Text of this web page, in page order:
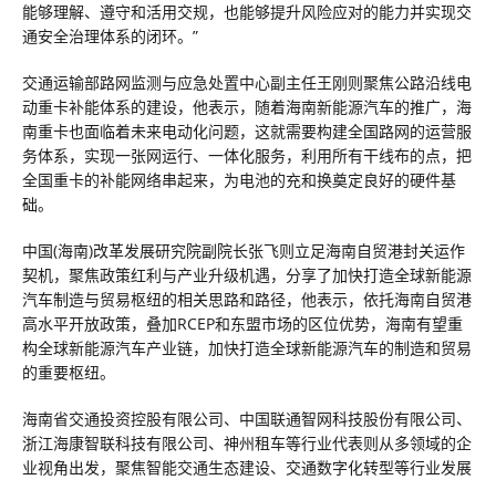
能够理解、遵守和活用交规，也能够提升风险应对的能力并实现交
通安全治理体系的闭环。”
交通运输部路网监测与应急处置中心副主任王刚则聚焦公路沿线电
动重卡补能体系的建设，他表示，随着海南新能源汽车的推广，海
南重卡也面临着未来电动化问题，这就需要构建全国路网的运营服
务体系，实现一张网运行、一体化服务，利用所有干线布的点，把
全国重卡的补能网络串起来，为电池的充和换奠定良好的硬件基
础。
中国(海南)改革发展研究院副院长张飞则立足海南自贸港封关运作
契机，聚焦政策红利与产业升级机遇，分享了加快打造全球新能源
汽车制造与贸易枢纽的相关思路和路径，他表示，依托海南自贸港
高水平开放政策，叠加RCEP和东盟市场的区位优势，海南有望重
构全球新能源汽车产业链，加快打造全球新能源汽车的制造和贸易
的重要枢纽。
海南省交通投资控股有限公司、中国联通智网科技股份有限公司、
浙江海康智联科技有限公司、神州租车等行业代表则从多领域的企
业视角出发，聚焦智能交通生态建设、交通数字化转型等行业发展